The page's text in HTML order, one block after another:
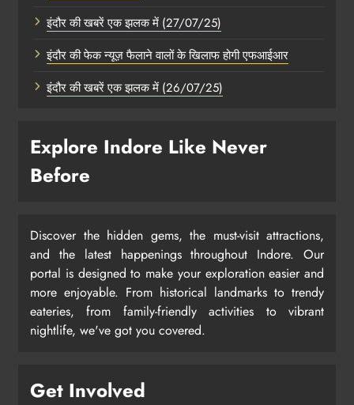
इंदौर की खबरें एक झलक में (27/07/25)
इंदौर की फेक न्यूज़ फैलाने वालों के खिलाफ होगी एफआईआर
इंदौर की खबरें एक झलक में (26/07/25)
Explore Indore Like Never
Before
Discover the hidden gems, the must-visit attractions,
and the latest happenings throughout Indore. Our
portal is designed to make your exploration easier and
more enjoyable. From historical landmarks to trendy
eateries, from family-friendly activities to vibrant
nightlife, we've got you covered.
Get Involved